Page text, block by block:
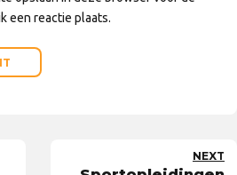
een reactie plaats.
NEXT